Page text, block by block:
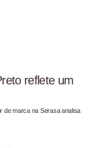
reflete um
de marca na Serasa analisa